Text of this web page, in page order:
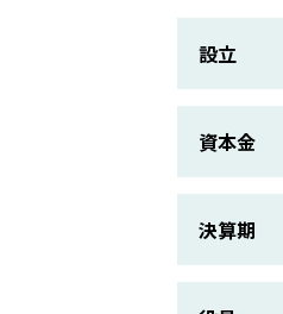
設立
資本金
決算期